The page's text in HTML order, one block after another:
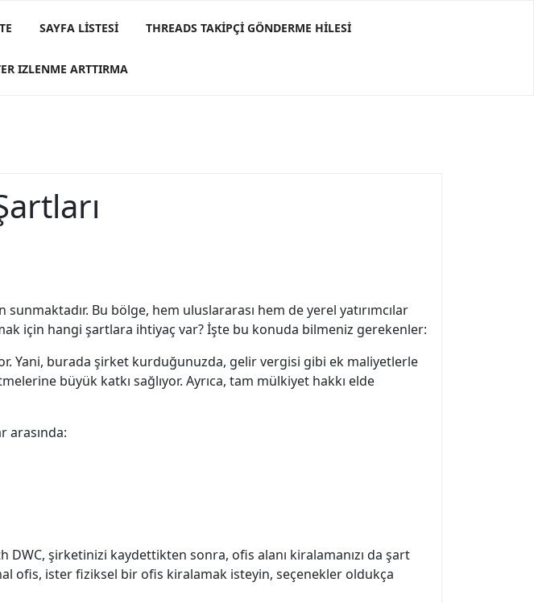
SAYFA LISTESI THREADS TAKIPÇI GÖNDERME HILESI
IZLENME ARTTIRMA
Bu bölge, hem uluslararası hem de yerel yatırımcılar
için hangi şartlara ihtiyaç var? İşte bu konuda bilmeniz gerekenler:
Yani, burada şirket kurduğunuzda, gelir vergisi gibi ek maliyetlerle
büyük katkı sağlıyor. Ayrıca, tam mülkiyet hakkı elde
arasında:
DWC, şirketinizi kaydettikten sonra, ofis alanı kiralamanızı da şart
ofis, ister fiziksel bir ofis kiralamak isteyin, seçenekler oldukça